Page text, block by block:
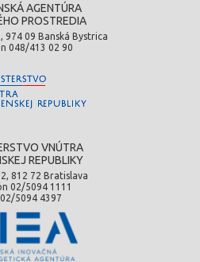
AGENTÚRA
PROSTREDIA
974 09 Banská Bystrica
048/413 02 90
VNÚTRA
REPUBLIKY
812 72 Bratislava
02/5094 1111
02/5094 4397